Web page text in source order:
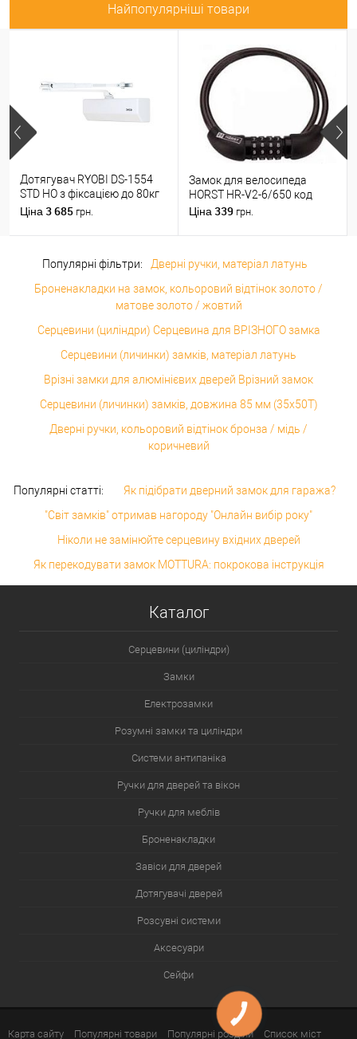
Найпопулярніші товари
Дотягувач RYOBI DS-1554
STD HO з фіксацією до 80кг
Білий
Ціна 3 685 грн.
Замок для велосипеда
HORST HR-V2-6/650 код
Ціна 339 грн.
Популярні фільтри:
Дверні ручки, матеріал латунь
Броненакладки на замок, кольоровий відтінок золото /
матове золото / жовтий
Серцевини (циліндри) Серцевина для ВРІЗНОГО замка
Серцевини (личинки) замків, матеріал латунь
Врізні замки для алюмінієвих дверей Врізний замок
Серцевини (личинки) замків, довжина 85 мм (35x50T)
Дверні ручки, кольоровий відтінок бронза / мідь /
коричневий
Популярні статті:
Як підібрати дверний замок для гаража?
"Світ замків" отримав нагороду "Онлайн вибір року"
Ніколи не замінюйте серцевину вхідних дверей
Як перекодувати замок MOTTURA: покрокова інструкція
Каталог
Серцевини (циліндри)
Замки
Електрозамки
Розумні замки та циліндри
Системи антипаніка
Ручки для дверей та вікон
Ручки для меблів
Броненакладки
Завіси для дверей
Дотягувачі дверей
Розсувні системи
Аксесуари
Сейфи
Карта сайту Популярні товари Популярні розділи Список міст